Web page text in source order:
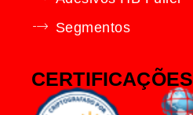
Segmentos
CERTIFICAÇÕES